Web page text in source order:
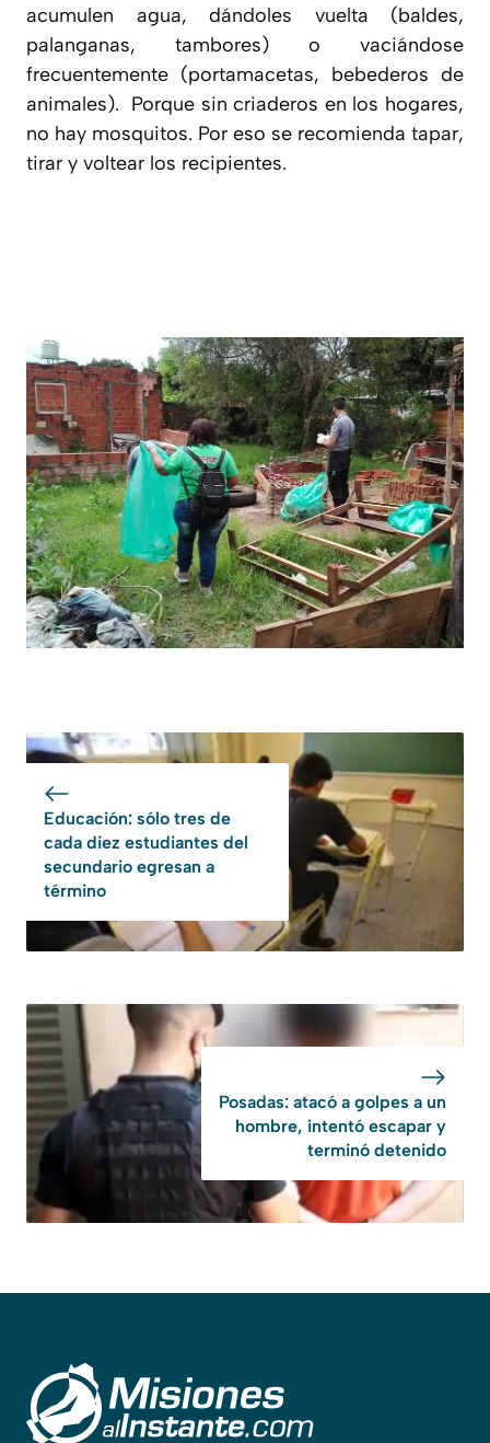
acumulen agua, dándoles vuelta (baldes,
palanganas, tambores) o vaciándose
frecuentemente (portamacetas, bebederos de
animales). Porque sin criaderos en los hogares,
no hay mosquitos. Por eso se recomienda tapar,
tirar y voltear los recipientes.
Educación: sólo tres de
cada diez estudiantes del
secundario egresan a
término
Posadas: atacó a golpes a un
hombre, intentó escapar y
terminó detenido